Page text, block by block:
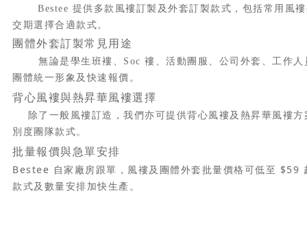
Bestee 提供多款風褸訂製及外套訂製款式，包括常用風
交期選擇合適款式。
團體外套訂製常見用途
無論是學生班褸、Soc 褸、活動團服、公司外套、工作
團體統一形象及快速報價。
背心風褸與熱昇華風褸選擇
除了一般風褸訂造，我們亦可提供背心風褸及熱昇華風褸
別度團隊款式。
批量報價與急單安排
Bestee 自家廠房跟單，風褸及團體外套批量價格可低至 $59
款式及數量安排加快生產。